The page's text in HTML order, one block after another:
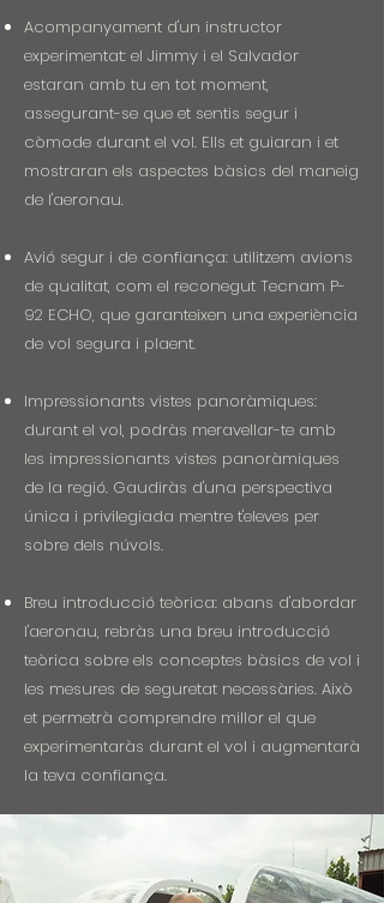
Acompanyament d'un instructor
experimentat: el Jimmy i el Salvador
estaran amb tu en tot moment,
assegurant-se que et sentis segur i
còmode durant el vol. Ells et guiaran i et
mostraran els aspectes bàsics del maneig
de l'aeronau.
Avió segur i de confiança: utilitzem avions
de qualitat, com el reconegut Tecnam P-
92 ECHO, que garanteixen una experiència
de vol segura i plaent.
Impressionants vistes panoràmiques:
durant el vol, podràs meravellar-te amb
les impressionants vistes panoràmiques
de la regió. Gaudiràs d'una perspectiva
única i privilegiada mentre t'eleves per
sobre dels núvols.
Breu introducció teòrica: abans d'abordar
l'aeronau, rebràs una breu introducció
teòrica sobre els conceptes bàsics de vol i
les mesures de seguretat necessàries. Això
et permetrà comprendre millor el que
experimentaràs durant el vol i augmentarà
la teva confiança.